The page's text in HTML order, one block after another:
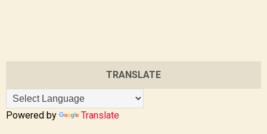
TRANSLATE
Powered by Translate